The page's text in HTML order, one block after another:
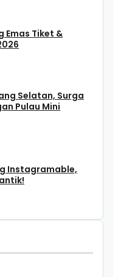
Emas Tiket &
Selatan, Surga
Pulau Mini
Instagramable,